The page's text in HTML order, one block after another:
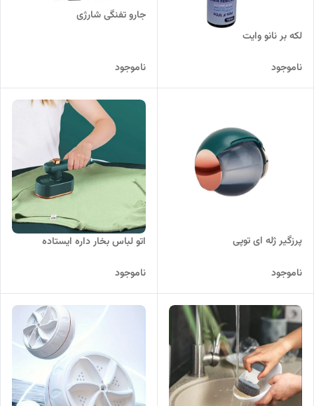
لکه بر نانو وایت
ناموجود
جارو تفنگی شارژی
ناموجود
پرزگیر ژله ای توپی
ناموجود
اتو لباس بخار داره ایستاده
ناموجود